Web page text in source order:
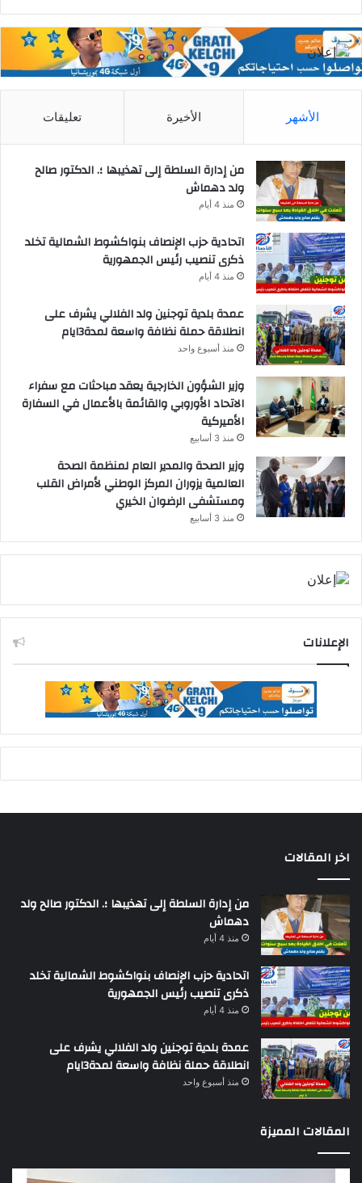
الأشهر الأخيرة تعليقات
من إدارة السلطة إلى تهذيبها ؛. الدكتور صالح
ولد دهماش
منذ 4 أيام
اتحادية حزب الإنصاف بنواكشوط الشمالية تخلد
ذكرى تنصيب رئيس الجمهورية
منذ 4 أيام
عمدة بلدية توجنين ولد الفلالي يشرف على
انطلاقة حملة نظافة واسعة لمدة3ايام
منذ أسبوع واحد
وزير الشؤون الخارجية يعقد مباحثات مع سفراء
الاتحاد الأوروبي والقائمة بالأعمال في السفارة
الأميركية
منذ 3 أسابيع
وزير الصحة والمدير العام لمنظمة الصحة
العالمية يزوران المركز الوطني لأمراض القلب
ومستشفى الرضوان الخيري
منذ 3 أسابيع
الإعلانات
اخر المقالات
من إدارة السلطة إلى تهذيبها ؛. الدكتور صالح ولد
دهماش
منذ 4 أيام
اتحادية حزب الإنصاف بنواكشوط الشمالية تخلد
ذكرى تنصيب رئيس الجمهورية
منذ 4 أيام
عمدة بلدية توجنين ولد الفلالي يشرف على
انطلاقة حملة نظافة واسعة لمدة3ايام
منذ أسبوع واحد
المقالات المميزة